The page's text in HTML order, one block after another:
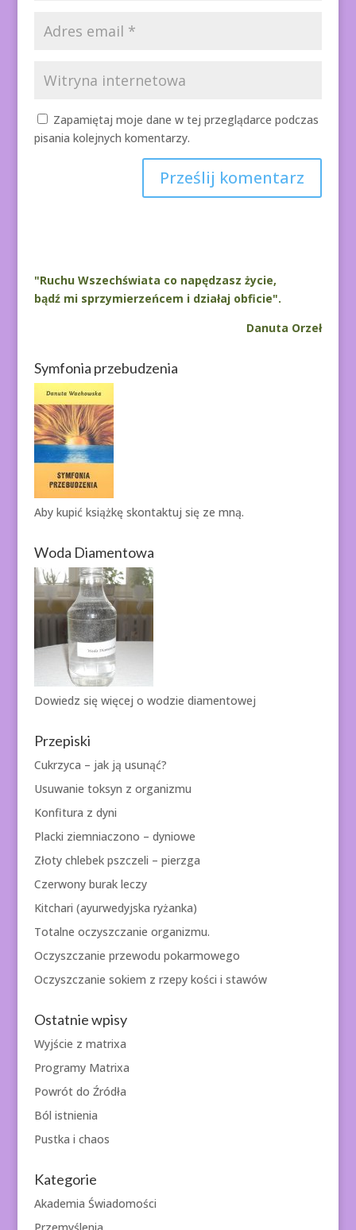
Zapamiętaj moje dane w tej przeglądarce podczas
pisania kolejnych komentarzy.
r
n
v
:
"Ruchu Wszechświata co napędzasz życie,
bądź mi sprzymierzeńcem i działaj obficie".
Danuta Orzeł
Symfonia przebudzenia
Aby kupić książkę skontaktuj się ze mną.
Woda Diamentowa
Dowiedz się więcej o wodzie diamentowej
Przepiski
Cukrzyca – jak ją usunąć?
Usuwanie toksyn z organizmu
Konfitura z dyni
Placki ziemniaczono – dyniowe
Złoty chlebek pszczeli – pierzga
Czerwony burak leczy
Kitchari (ayurwedyjska ryżanka)
Totalne oczyszczanie organizmu.
Oczyszczanie przewodu pokarmowego
Oczyszczanie sokiem z rzepy kości i stawów
Ostatnie wpisy
Wyjście z matrixa
Programy Matrixa
Powrót do Źródła
Ból istnienia
Pustka i chaos
Kategorie
Akademia Świadomości